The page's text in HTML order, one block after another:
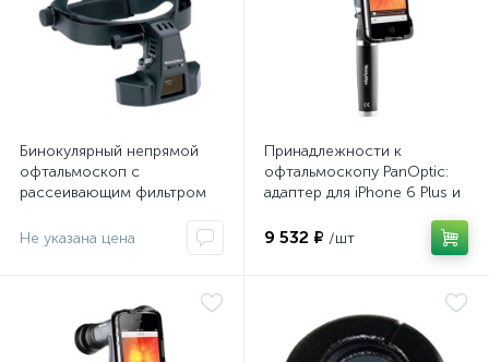
Бинокулярный непрямой
офтальмоскоп с
рассеивающим фильтром
Не указана цена
Принадлежности к
офтальмоскопу PanOptic:
адаптер для iPhone 6 Plus и
9 532 ₽ /шт